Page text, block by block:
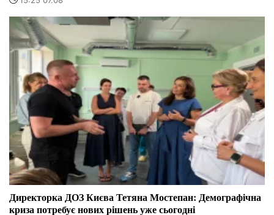
Директорка ДОЗ Києва Тетяна Мостепан: Демографічна
криза потребує нових рішень уже сьогодні